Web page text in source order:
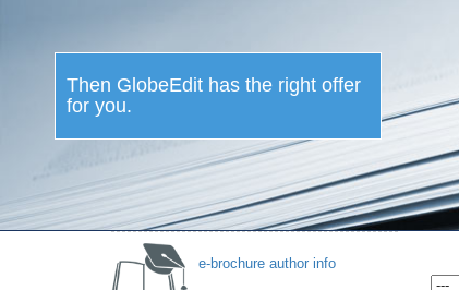
Then GlobeEdit has the right offer
for you.
e-brochure author info